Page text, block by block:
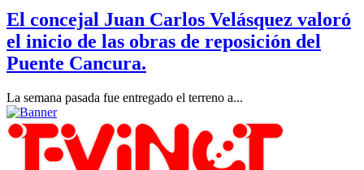
El concejal Juan Carlos Velásquez valoró
el inicio de las obras de reposición del
Puente Cancura.
La semana pasada fue entregado el terreno a...